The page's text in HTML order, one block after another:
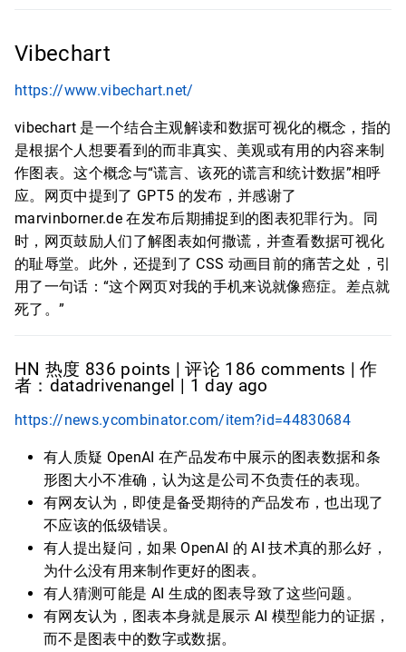
Vibechart
https://www.vibechart.net/
vibechart 是一个结合主观解读和数据可视化的概念，指的
是根据个人想要看到的而非真实、美观或有用的内容来制
作图表。这个概念与“谎言、该死的谎言和统计数据”相呼
应。网页中提到了 GPT5 的发布，并感谢了
marvinborner.de 在发布后期捕捉到的图表犯罪行为。同
时，网页鼓励人们了解图表如何撒谎，并查看数据可视化
的耻辱堂。此外，还提到了 CSS 动画目前的痛苦之处，引
用了一句话：“这个网页对我的手机来说就像癌症。差点就
死了。”
HN 热度 836 points | 评论 186 comments | 作
者：datadrivenangel | 1 day ago
https://news.ycombinator.com/item?id=44830684
有人质疑 OpenAI 在产品发布中展示的图表数据和条
形图大小不准确，认为这是公司不负责任的表现。
有网友认为，即使是备受期待的产品发布，也出现了
不应该的低级错误。
有人提出疑问，如果 OpenAI 的 AI 技术真的那么好，
为什么没有用来制作更好的图表。
有人猜测可能是 AI 生成的图表导致了这些问题。
有网友认为，图表本身就是展示 AI 模型能力的证据，
而不是图表中的数字或数据。